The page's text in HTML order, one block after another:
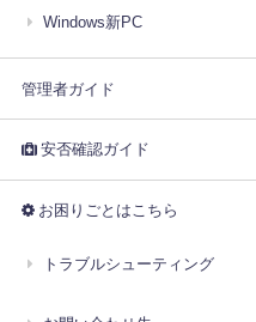
Windows新PC
管理者ガイド
安否確認ガイド
お困りごとはこちら
トラブルシューティング